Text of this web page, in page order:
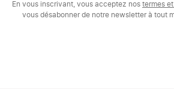
En vous inscrivant, vous acceptez nos termes
vous désabonner de notre newsletter à tout